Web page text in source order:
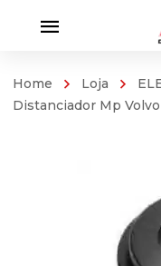
Home Loja
Distanciador Mp